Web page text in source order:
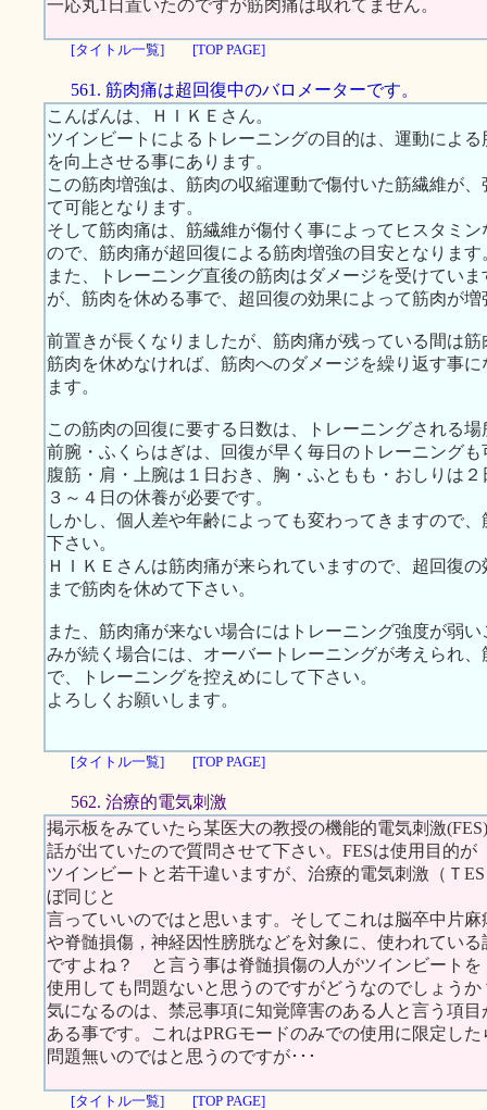
一応丸1日置いたのですが筋肉痛は取れてません。
[タイトル一覧] [TOP PAGE]
561. 筋肉痛は超回復中のバロメーターです。
こんばんは、ＨＩＫＥさん。
ツインビートによるトレーニングの目的は、運動によ
を向上させる事にあります。
この筋肉増強は、筋肉の収縮運動で傷付いた筋繊維が
て可能となります。
そして筋肉痛は、筋繊維が傷付く事によってヒスタミ
ので、筋肉痛が超回復による筋肉増強の目安となります
また、トレーニング直後の筋肉はダメージを受けてい
が、筋肉を休める事で、超回復の効果によって筋肉が増
前置きが長くなりましたが、筋肉痛が残っている間は
筋肉を休めなければ、筋肉へのダメージを繰り返す事
ます。
この筋肉の回復に要する日数は、トレーニングされる
前腕・ふくらはぎは、回復が早く毎日のトレーニングも
腹筋・肩・上腕は１日おき、胸・ふともも・おしりは
３～４日の休養が必要です。
しかし、個人差や年齢によっても変わってきますので
下さい。
ＨＩＫＥさんは筋肉痛が来られていますので、超回復
まで筋肉を休めて下さい。
また、筋肉痛が来ない場合にはトレーニング強度が弱
みが続く場合には、オーバートレーニングが考えられ
で、トレーニングを控えめにして下さい。
よろしくお願いします。
[タイトル一覧] [TOP PAGE]
562. 治療的電気刺激
掲示板をみていたら某医大の教授の機能的電気刺激
話が出ていたので質問させて下さい。FESは使用目的が
ツインビートと若干違いますが、治療的電気刺激（Ｔ
ぼ同じと
言っていいのではと思います。そしてこれは脳卒中片麻
や脊髄損傷，神経因性膀胱などを対象に、使われている
ですよね？ と言う事は脊髄損傷の人がツインビートを
使用しても問題ないと思うのですがどうなのでしょうか
気になるのは、禁忌事項に知覚障害のある人と言う項目
ある事です。これはPRGモードのみでの使用に限定した
問題無いのではと思うのですが･･･
[タイトル一覧] [TOP PAGE]